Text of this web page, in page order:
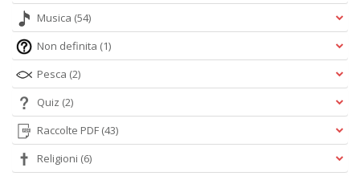
Musica (54)
Non definita (1)
Pesca (2)
Quiz (2)
Raccolte PDF (43)
Religioni (6)